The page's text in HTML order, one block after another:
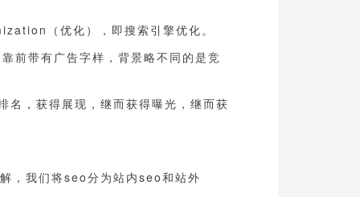
（优化），即搜索引擎优化。
前带有广告字样，背景略不同的是竞
，获得展现，继而获得曝光，继而获
，我们将seo分为站内seo和站外